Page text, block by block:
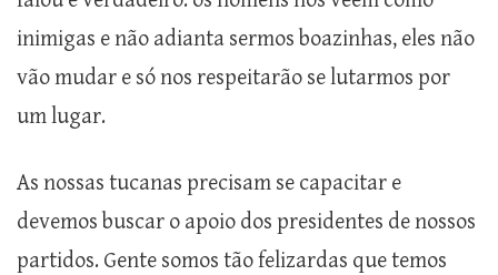
inimigas e não adianta sermos boazinhas, eles não
vão mudar e só nos respeitarão se lutarmos por
um lugar.
As nossas tucanas precisam se capacitar e
devemos buscar o apoio dos presidentes de nossos
partidos. Gente somos tão felizardas que temos